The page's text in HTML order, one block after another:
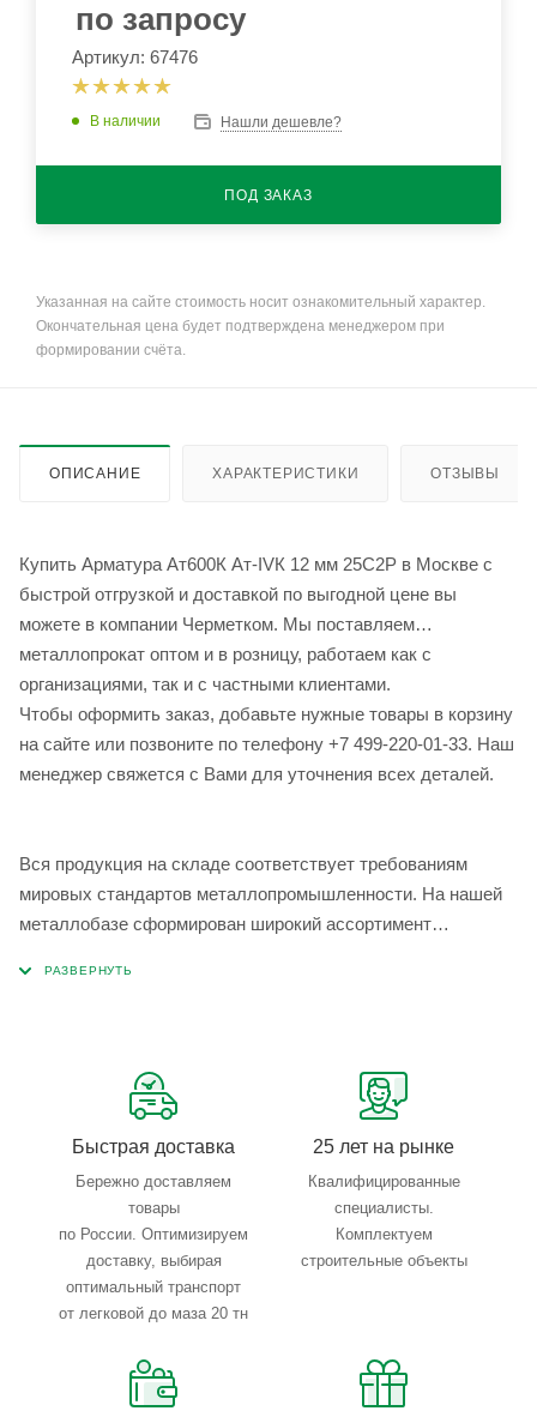
по запросу
Артикул: 67476
В наличии Нашли дешевле?
ПОД ЗАКАЗ
Указанная на сайте стоимость носит ознакомительный характер.
Окончательная цена будет подтверждена менеджером при
формировании счёта.
ОПИСАНИЕ ХАРАКТЕРИСТИКИ ОТЗЫВЫ
Купить Арматура Ат600К Ат-IVК 12 мм 25С2Р в Москве с
быстрой отгрузкой и доставкой по выгодной цене вы
можете в компании Черметком. Мы поставляем
металлопрокат оптом и в розницу, работаем как с
организациями, так и с частными клиентами.
Чтобы оформить заказ, добавьте нужные товары в корзину
на сайте или позвоните по телефону +7 499-220-01-33. Наш
менеджер свяжется с Вами для уточнения всех деталей.
Вся продукция на складе соответствует требованиям
мировых стандартов металлопромышленности. На нашей
металлобазе сформирован широкий ассортимент
Быстрая доставка
Бережно доставляем
товары
по России. Оптимизируем
доставку, выбирая
оптимальный транспорт
от легковой до маза 20 тн
25 лет на рынке
Квалифицированные
специалисты.
Комплектуем
строительные объекты